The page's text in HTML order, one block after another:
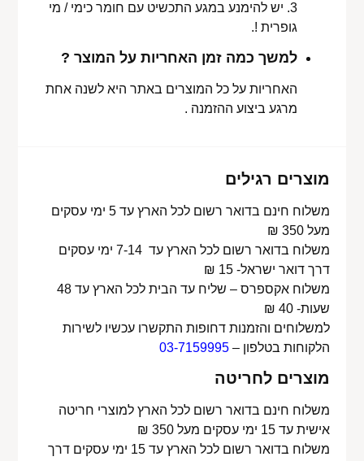
3. יש להימנע במגע התכשיט עם חומר כימי / מי
גופרית !.
למשך כמה זמן האחריות על המוצר ?
האחריות על כל המוצרים באתר היא לשנה אחת
מרגע ביצוע ההזמנה .
מוצרים רגילים
משלוח חינם בדואר רשום לכל הארץ עד 5 ימי עסקים
מעל 350 ₪
משלוח בדואר רשום לכל הארץ עד 7-14 ימי עסקים
דרך דואר ישראל- 15 ₪
משלוח אקספרס – שליח עד הבית לכל הארץ עד 48
שעות- 40 ₪
למשלוחים והזמנות דחופות התקשרו עכשיו לשירות
הלקוחות בטלפון –03-7159995
מוצרים לחריטה
משלוח חינם בדואר רשום לכל הארץ למוצרי חריטה
אישית עד 15 ימי עסקים מעל 350 ₪
משלוח בדואר רשום לכל הארץ עד 15 ימי עסקים דרך